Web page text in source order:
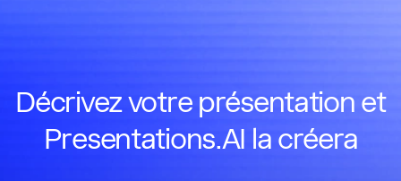
Décrivez votre présentation et
Presentations.AI la créera